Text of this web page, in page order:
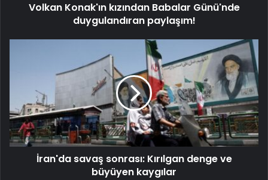
Volkan Konak'ın kızından Babalar Günü'nde
duygulandıran paylaşım!
İran'da savaş sonrası: Kırılgan denge ve
büyüyen kaygılar